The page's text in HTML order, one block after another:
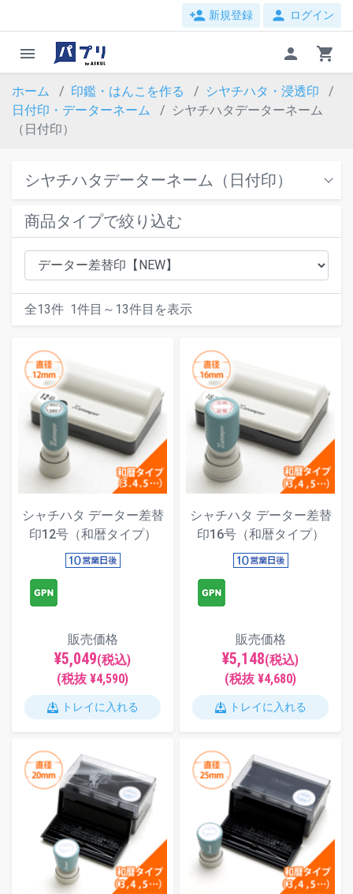
person_add 新規登録 person ログイン
menu person shopping_cart
ホーム 印鑑・はんこを作る
シヤチハタ・浸透印
日付印・データーネーム
シヤチハタデーターネーム
（日付印）
シヤチハタデーターネーム（日付印）
商品タイプで絞り込む
全13件 1件目～ 13件目を表示
シャチハタ データー差替
印12号（和暦タイプ）
販売価格
¥5,049(税込)
(税抜 ¥4,590)
トレイに入れる
シャチハタ データー差替
印16号（和暦タイプ）
販売価格
¥5,148(税込)
(税抜 ¥4,680)
トレイに入れる